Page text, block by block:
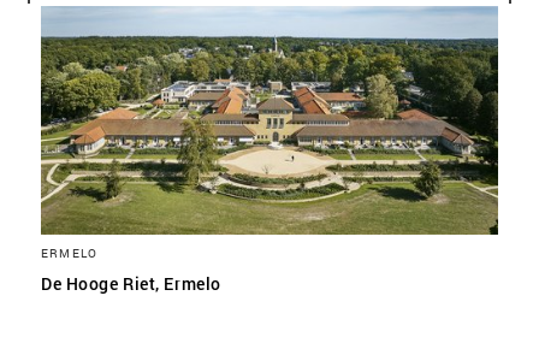
ERMELO
De Hooge Riet, Ermelo